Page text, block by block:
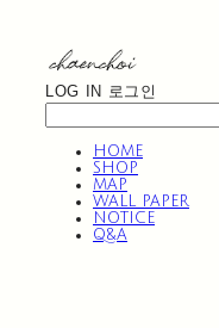
LOG IN 로그인
HOME
SHOP
MAP
WALL PAPER
NOTICE
Q&A